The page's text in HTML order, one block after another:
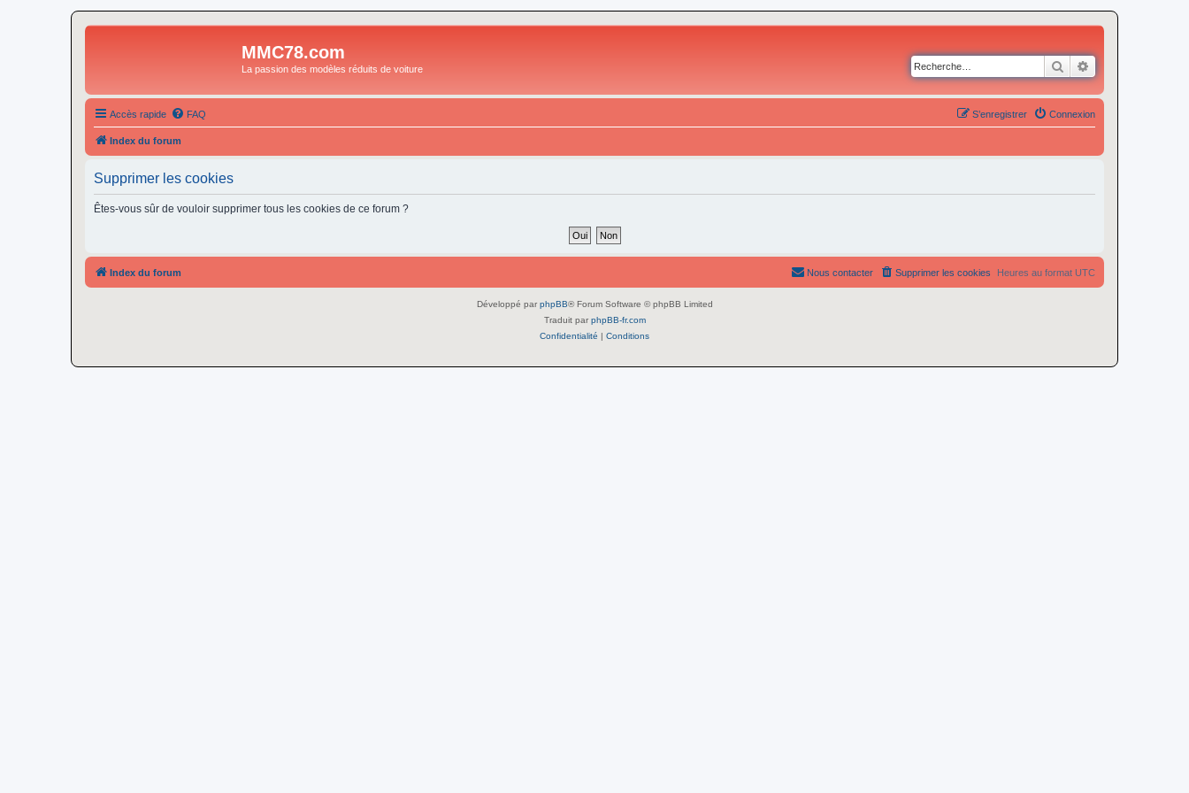
MMC78.com
La passion des modèles réduits de voiture Rechercher
Accès rapide FAQ Connexion
S’enregistrer
Index du forum
Supprimer les cookies
Êtes-vous sûr de vouloir supprimer tous les cookies de ce forum ?
Index du forum Heures au format UTC
Supprimer les cookies
Nous contacter
Développé par phpBB® Forum Software © phpBB Limited
Traduit par phpBB-fr.com
Confidentialité | Conditions